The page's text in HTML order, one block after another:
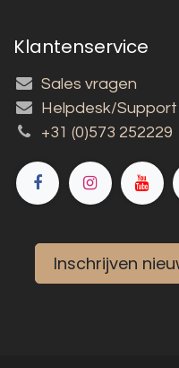
Klantenservice
Sales vragen
Helpdesk/Support
+31 (0)573 252229
Inschrijven